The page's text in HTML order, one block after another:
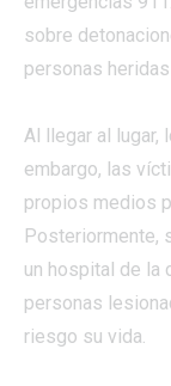
sobre
personas
Al llegar al lugar,
embargo, las
propios medios
Posteriormente,
un hospital de la
personas
riesgo su vida.